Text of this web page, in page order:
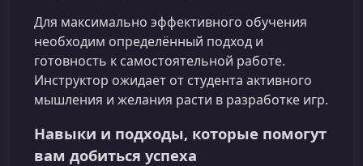
Для максимально эффективного обучения
необходим определённый подход и
готовность к самостоятельной работе.
Инструктор ожидает от студента активного
мышления и желания расти в разработке игр.
Навыки и подходы, которые помогут
вам добиться успеха